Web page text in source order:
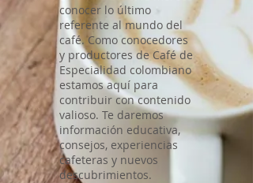
conocer lo último
referente al mundo del
café. Como conocedores
y productores de Café de
Especialidad colombiano
estamos aquí para
contribuir con contenido
valioso. Te daremos
información educativa,
consejos, experiencias
cafeteras y nuevos
descubrimientos.